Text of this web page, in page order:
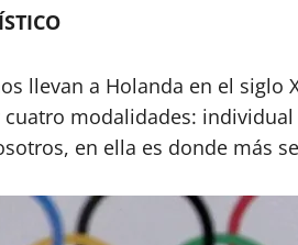
llevan a Holanda en el
modalidades:
en ella es donde más